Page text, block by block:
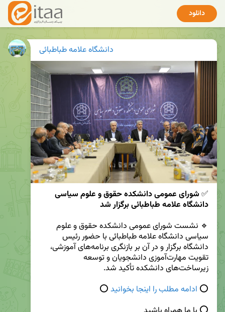
دانلود